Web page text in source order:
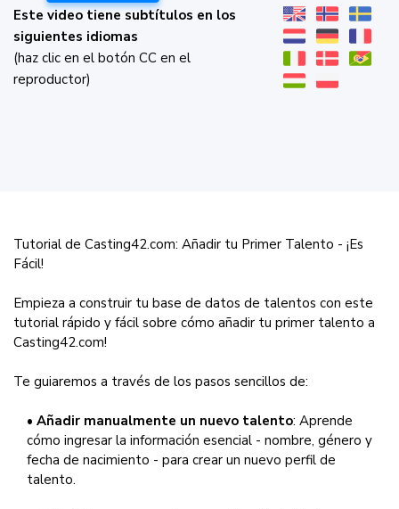
Este video tiene subtítulos en los
siguientes idiomas
(haz clic en el botón CC en el
reproductor)
Tutorial de Casting42.com: Añadir tu Primer Talento - ¡Es
Fácil!
Empieza a construir tu base de datos de talentos con este
tutorial rápido y fácil sobre cómo añadir tu primer talento a
Casting42.com!
Te guiaremos a través de los pasos sencillos de:
• Añadir manualmente un nuevo talento: Aprende
cómo ingresar la información esencial - nombre, género y
fecha de nacimiento - para crear un nuevo perfil de
talento.